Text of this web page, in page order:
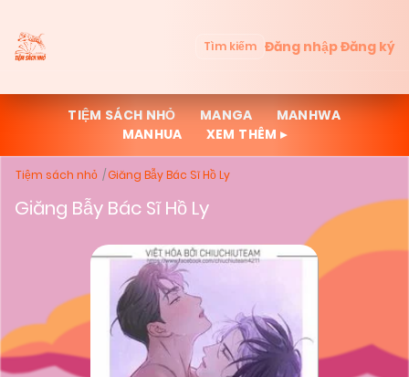
Tìm kiếm Đăng nhậpĐăng ký
TIỆM SÁCH NHỎ MANGA
MANHWA
MANHUA
XEM THÊM ▸
Tiệm sách nhỏ Giăng Bẫy Bác Sĩ Hồ Ly
Giăng Bẫy Bác Sĩ Hồ Ly